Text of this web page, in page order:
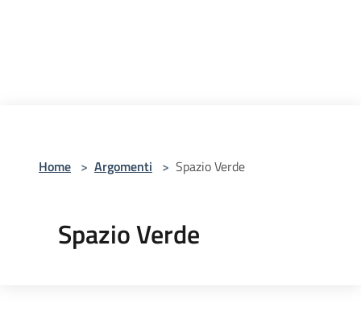
Home > Argomenti > Spazio Verde
Spazio Verde